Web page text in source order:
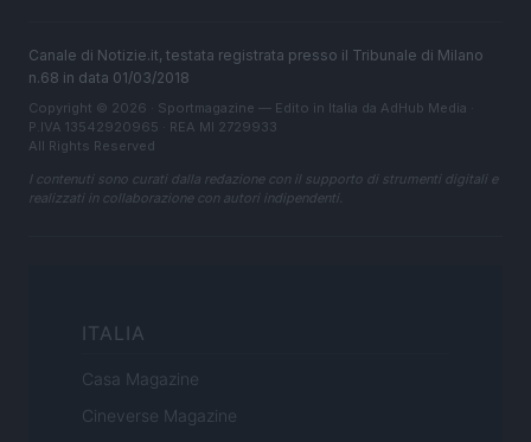
Canale di Notizie.it, testata registrata presso il Tribunale di Milano
n.68 in data 01/03/2018
Copyright © 2026 · Sportmagazine — Edito in Italia da AdHub Media
P.IVA 13542920965 · REA MI 2729933
All Rights Reserved
I contenuti sono curati dalla redazione con il supporto di strumenti digitali e
realizzati in collaborazione con autori indipendenti.
ITALIA
Casa Magazine
Cineverse Magazine